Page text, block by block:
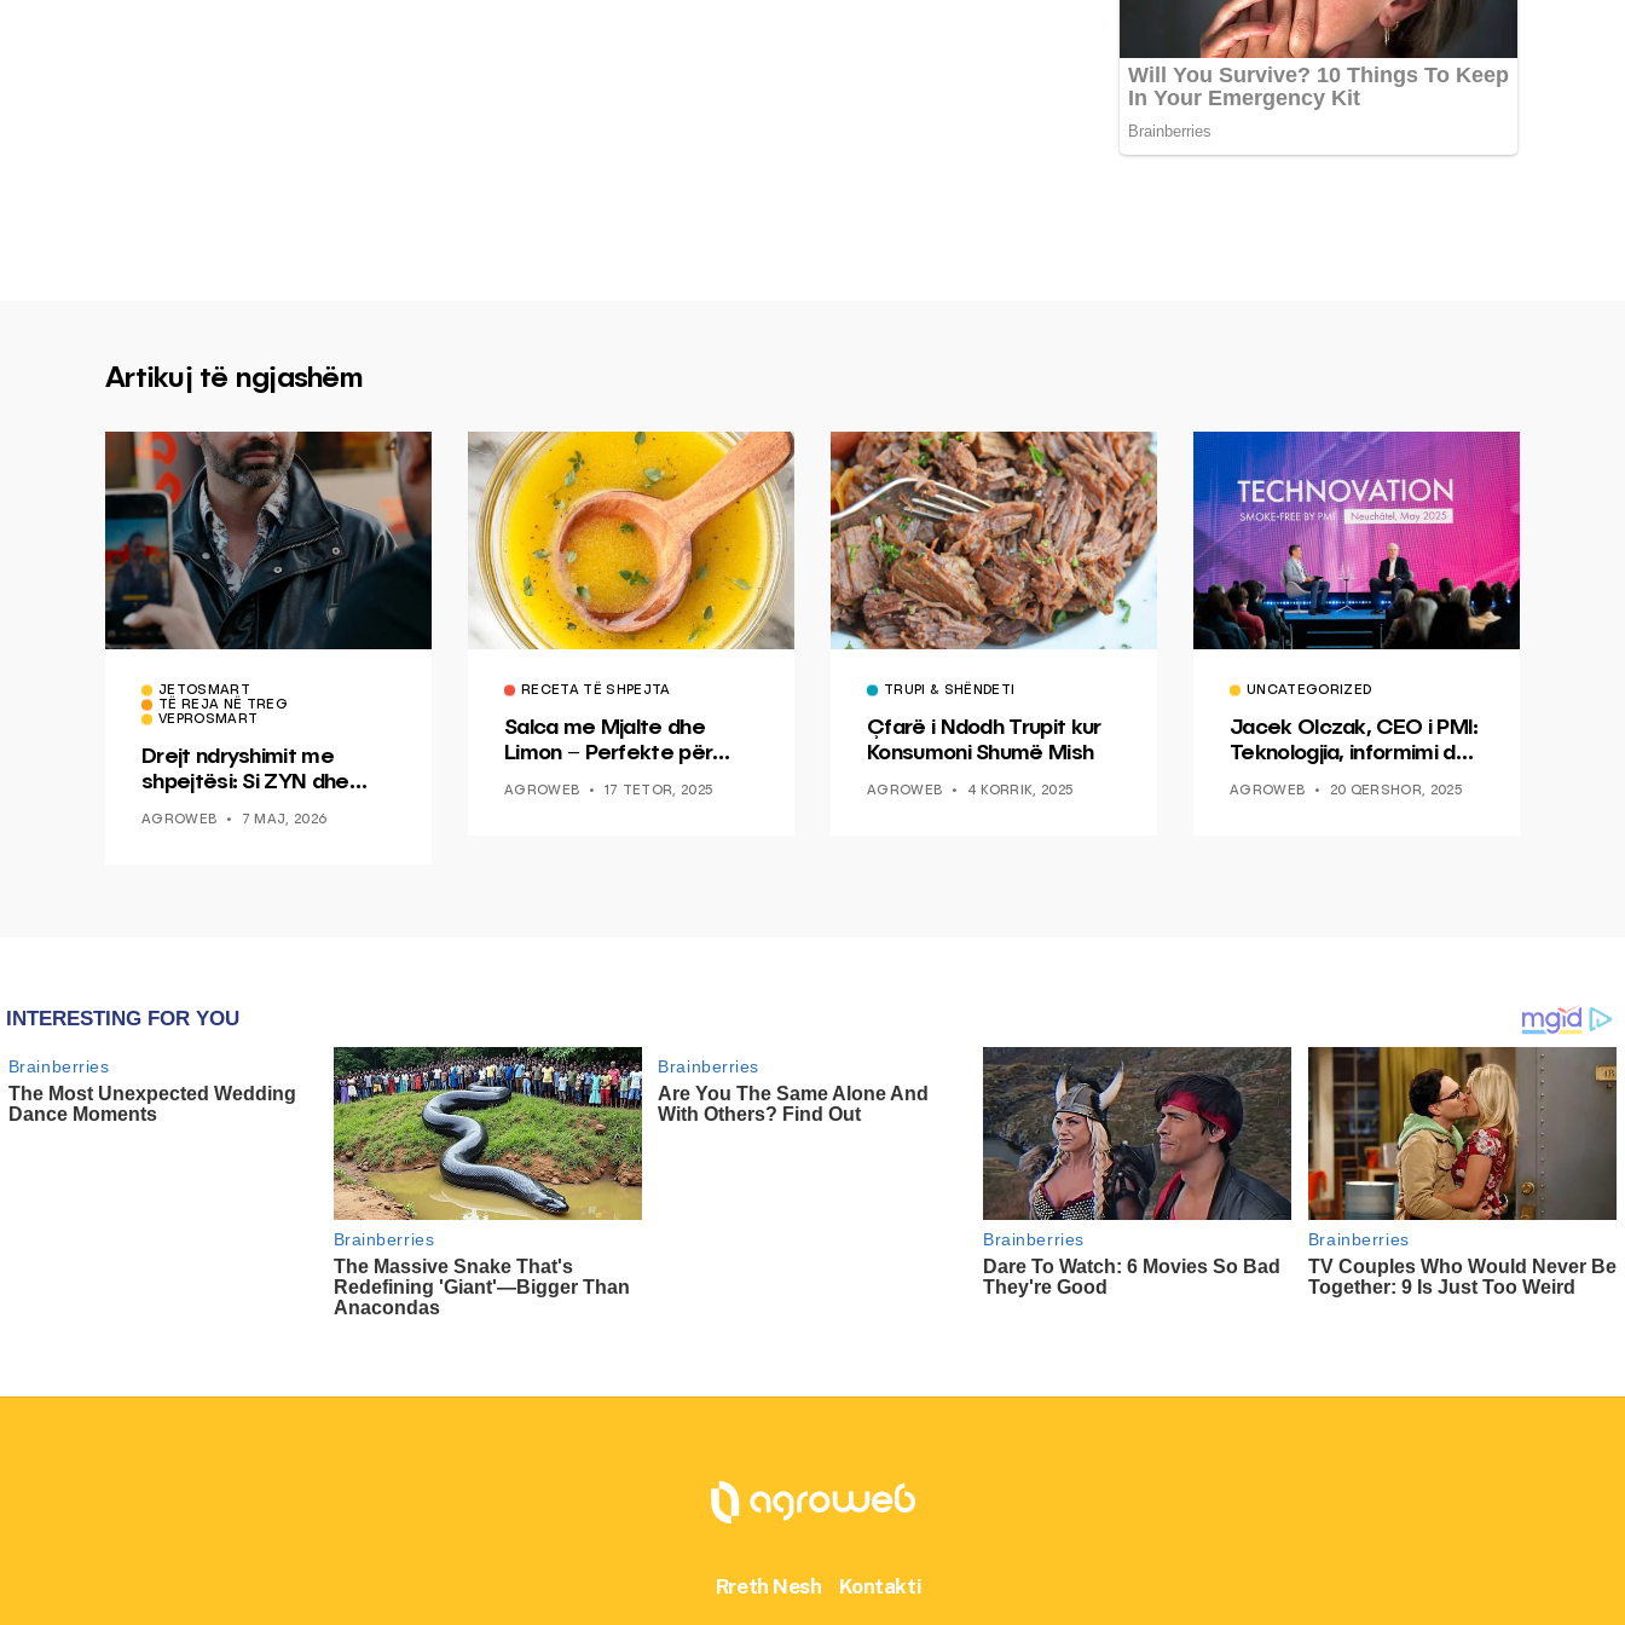
Artikuj të ngjashëm
JETOSMART
TË REJA NË TREG
VEPROSMART
Drejt ndryshimit me
shpejtësi: Si ZYN dhe
epokë të re pa tym
AGROWEB 7 MAJ, 2026
RECETA TË SHPEJTA
Salca me Mjalte dhe
Limon – Perfekte për
AGROWEB 17 TETOR, 2025
TRUPI & SHËNDETI
Çfarë i Ndodh Trupit kur
Konsumoni Shumë Mish
AGROWEB 4 KORRIK, 2025
UNCATEGORIZED
Jacek Olczak, CEO i PMI:
Teknologjia, informimi dhe
AGROWEB 20 QERSHOR, 2025
Rreth Nesh Kontakti